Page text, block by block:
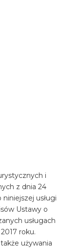
i
z dnia 24
usługi
Ustawy o
usługach
roku.
używania